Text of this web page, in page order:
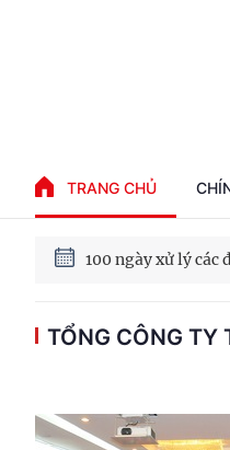
TRANG CHỦ
100 ngày xử lý các
TỔNG CÔNG TY